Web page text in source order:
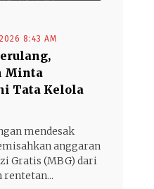
8:43 AM
Minta
Tata Kelola
mendesak
anggaran
Gratis (MBG) dari
rentetan...